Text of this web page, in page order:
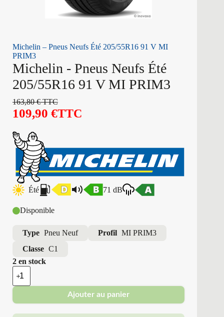
Michelin – Pneus Neufs Été 205/55R16 91 V MI
PRIM3
Michelin - Pneus Neufs Été
205/55R16 91 V MI PRIM3
163,80€TTC
109,90 €TTC
Été 71 dB
Disponible
Type Pneu Neuf Profil MI PRIM3
Classe C1
2 en stock
quantité
de
Michelin
Pneus
Neufs
Ajouter au panier